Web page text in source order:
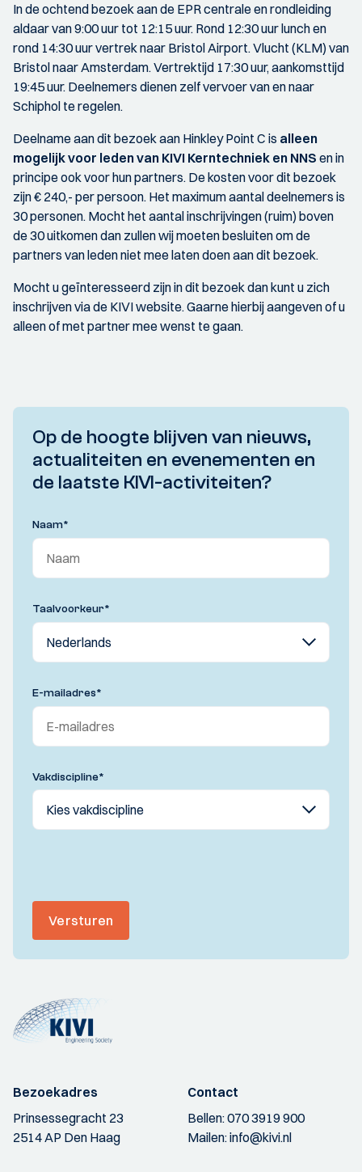
In de ochtend bezoek aan de EPR centrale en rondleiding
aldaar van 9:00 uur tot 12:15 uur. Rond 12:30 uur lunch en
rond 14:30 uur vertrek naar Bristol Airport. Vlucht (KLM) van
Bristol naar Amsterdam. Vertrektijd 17:30 uur, aankomsttijd
19:45 uur. Deelnemers dienen zelf vervoer van en naar
Schiphol te regelen.
Deelname aan dit bezoek aan Hinkley Point C is alleen
mogelijk voor leden van KIVI Kerntechniek en NNS en in
principe ook voor hun partners. De kosten voor dit bezoek
zijn € 240,- per persoon. Het maximum aantal deelnemers is
30 personen. Mocht het aantal inschrijvingen (ruim) boven
de 30 uitkomen dan zullen wij moeten besluiten om de
partners van leden niet mee laten doen aan dit bezoek.
Mocht u geïnteresseerd zijn in dit bezoek dan kunt u zich
inschrijven via de KIVI website. Gaarne hierbij aangeven of u
alleen of met partner mee wenst te gaan.
Op de hoogte blijven van nieuws,
actualiteiten en evenementen en
de laatste KIVI-activiteiten?
Naam*
Taalvoorkeur*
E-mailadres*
Vakdiscipline*
Versturen
Bezoekadres
Prinsessegracht 23
2514 AP Den Haag
Contact
Bellen:070 3919 900
Mailen:info@kivi.nl